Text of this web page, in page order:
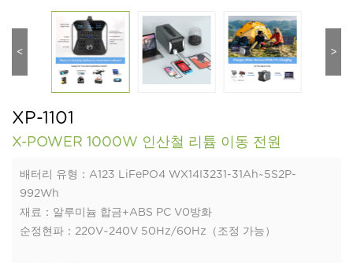
>
<
XP-1101
X-POWER 1000W 인산철 리튬 이동 전원
배터리 유형：A123 LiFePO4 WX14I3231-31Ah~5S2P-
992Wh
재료：알루미늄 합금+ABS PC V0방화
순정현파：220V~240V 50Hz/60Hz（조정 가능）